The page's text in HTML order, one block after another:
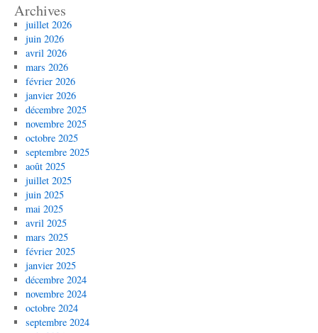
Archives
juillet 2026
juin 2026
avril 2026
mars 2026
février 2026
janvier 2026
décembre 2025
novembre 2025
octobre 2025
septembre 2025
août 2025
juillet 2025
juin 2025
mai 2025
avril 2025
mars 2025
février 2025
janvier 2025
décembre 2024
novembre 2024
octobre 2024
septembre 2024